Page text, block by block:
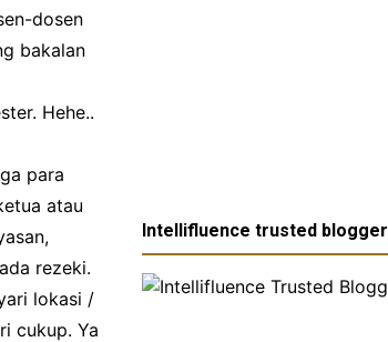
dosen
bakalan
Hehe..
para
atau
rezeki.
lokasi /
cukup. Ya
Intellifluence trusted blogger